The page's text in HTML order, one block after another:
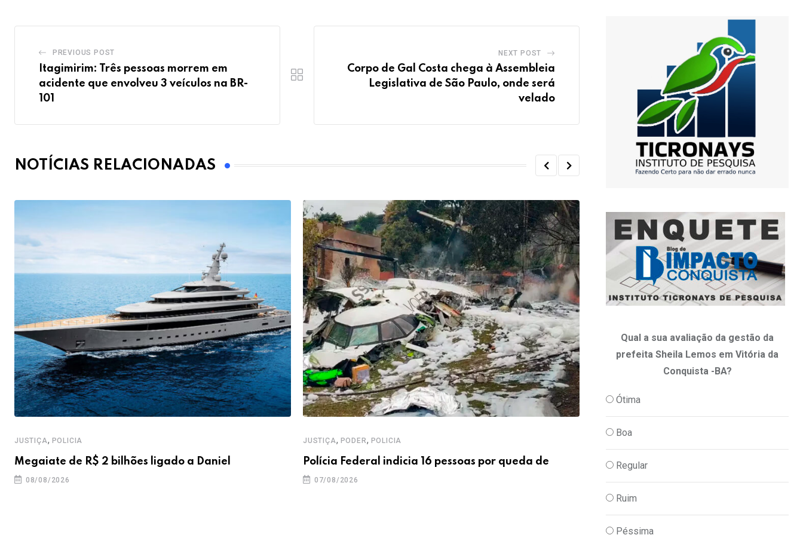
PREVIOUS POST
Itagimirim: Três pessoas morrem em
acidente que envolveu 3 veículos na BR-
101
NEXT POST
Corpo de Gal Costa chega à Assembleia
Legislativa de São Paulo, onde será
velado
NOTÍCIAS RELACIONADAS
JUSTIÇA, POLICIA
Megaiate de R$ 2 bilhões ligado a Daniel
08/08/2026
JUSTIÇA, PODER, POLICIA
Polícia Federal indicia 16 pessoas por queda de
07/08/2026
,
Homem é preso por atacar três pessoas
Qual a sua avaliação da gestão da
prefeita Sheila Lemos em Vitória da
Conquista -BA?
Ótima
Boa
Regular
Ruim
Péssima